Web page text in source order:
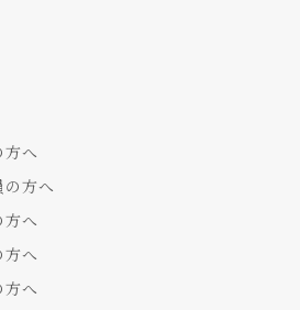
へ
方へ
へ
へ
へ